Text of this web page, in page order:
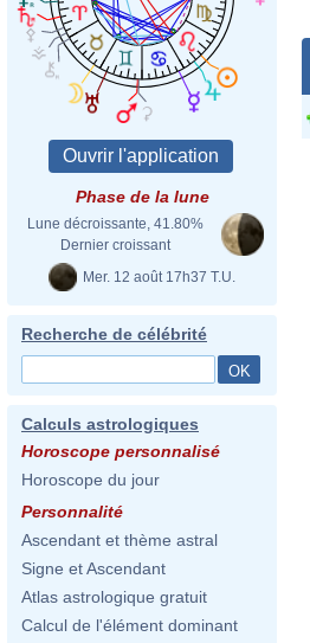
Phase de la lune
Lune décroissante, 41.80%
Dernier croissant
Mer. 12 août 17h37 T.U.
Recherche de célébrité
Calculs astrologiques
Horoscope personnalisé
Horoscope du jour
Personnalité
Ascendant et thème astral
Signe et Ascendant
Atlas astrologique gratuit
Calcul de l'élément dominant